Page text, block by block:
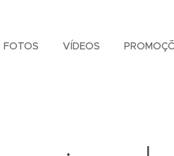
FOTOS VÍDEOS